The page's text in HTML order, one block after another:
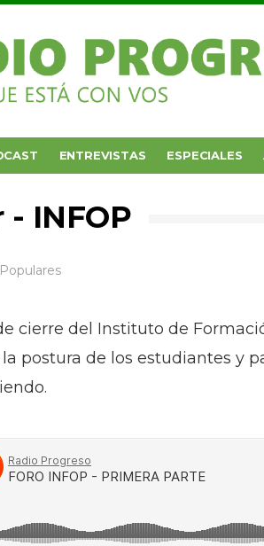
ENTREVISTAS ESPECIALES
- INFOP
cierre del Instituto de
postura de los estudiantes y